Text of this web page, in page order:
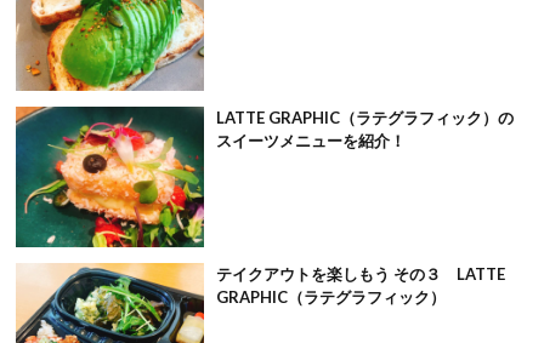
LATTE GRAPHIC（ラテグラフィック）の
スイーツメニューを紹介！
テイクアウトを楽しもう その３ LATTE
GRAPHIC（ラテグラフィック）